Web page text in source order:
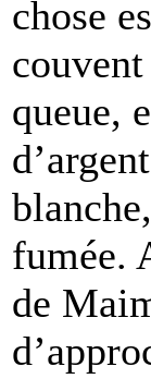
chose
queue,
fumée.
de